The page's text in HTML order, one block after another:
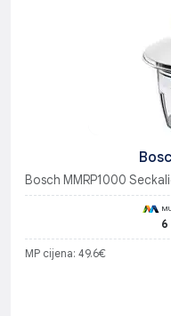
Bosch MMRP1000
6
MP cijena: 49.6€